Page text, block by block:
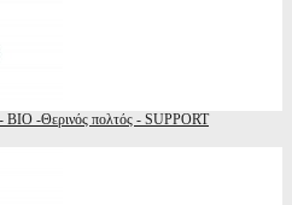
-Θερινός πολτός - SUPPORT